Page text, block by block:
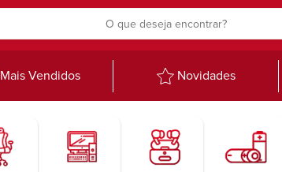
Mais Vendidos Novidades